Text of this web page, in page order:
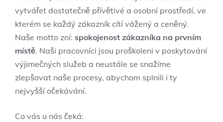
vytvářet dostatečně přívětivé a osobní prostředí, ve
kterém se každý zákazník cítí vážený a ceněný.
Naše motto zní: spokojenost zákazníka na prvním
místě. Naši pracovníci jsou proškoleni v poskytování
výjimečných služeb a neustále se snažíme
zlepšovat naše procesy, abychom splnili i ty
nejvyšší očekávání.
Co vás u nás čeká: